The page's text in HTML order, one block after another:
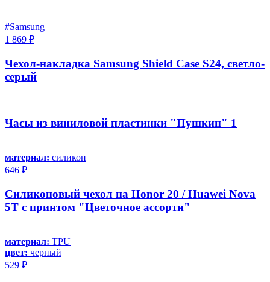
#Samsung
1 869 ₽
Чехол-накладка Samsung Shield Case S24, светло-
серый
Часы из виниловой пластинки "Пушкин" 1
материал: силикон
646 ₽
Силиконовый чехол на Honor 20 / Huawei Nova
5T с принтом "Цветочное ассорти"
материал: TPU
цвет: черный
529 ₽